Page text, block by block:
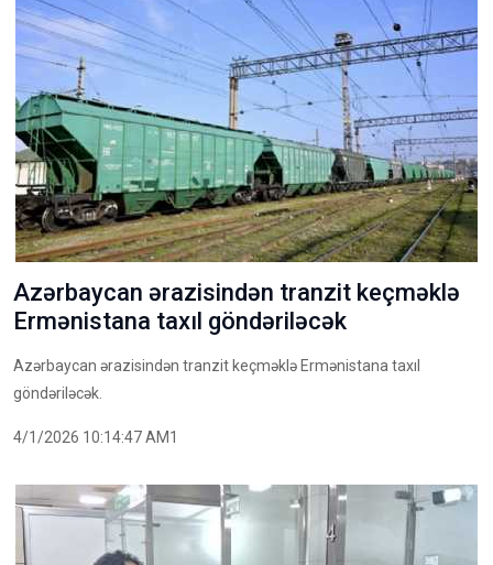
Azərbaycan ərazisindən tranzit keçməklə
Ermənistana taxıl göndəriləcək
Azərbaycan ərazisindən tranzit keçməklə Ermənistana taxıl
göndəriləcək.
4/1/2026 10:14:47 AM1